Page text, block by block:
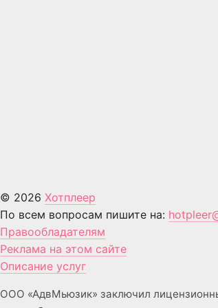
© 2026 Хотплеер
По всем вопросам пишите на:
Правообладателям
Реклама на этом сайте
Описание услуг
ООО «АдвМьюзик» заключил